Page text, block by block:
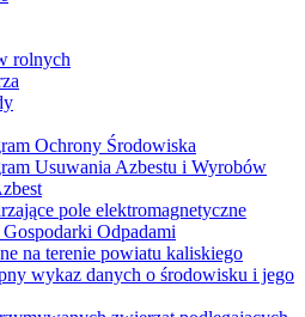
rolnych
Ochrony Środowiska
Usuwania Azbestu i Wyrobów
pole elektromagnetyczne
Odpadami
na terenie powiatu kaliskiego
wykaz danych o środowisku i jego